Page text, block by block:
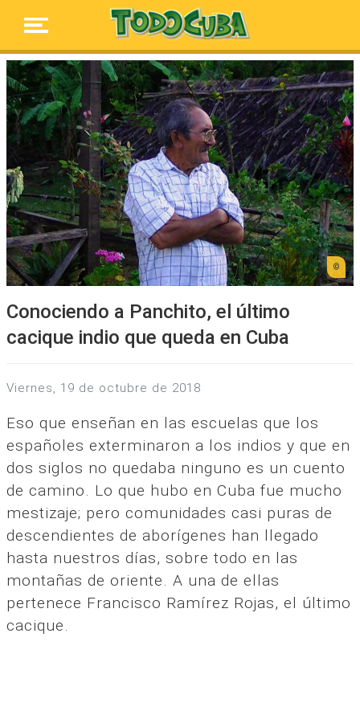
Conociendo a Panchito, el último
cacique indio que queda en Cuba
viernes, 19 de octubre de 2018
Eso que enseñan en las escuelas que los
españoles exterminaron a los indios y que en
dos siglos no quedaba ninguno es un cuento
de camino. Lo que hubo en Cuba fue mucho
mestizaje; pero comunidades casi puras de
descendientes de aborígenes han llegado
hasta nuestros días, sobre todo en las
montañas de oriente. A una de ellas
pertenece Francisco Ramírez Rojas, el último
cacique.